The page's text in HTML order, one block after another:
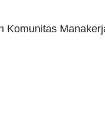
Komunitas